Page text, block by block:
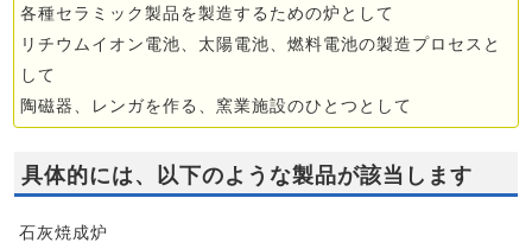
各種セラミック製品を製造するための炉として
リチウムイオン電池、太陽電池、燃料電池の製造プロセスと
して
陶磁器、レンガを作る、窯業施設のひとつとして
具体的には、以下のような製品が該当します
石灰焼成炉